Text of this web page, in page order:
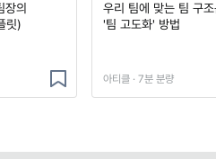
장의
릿)
우리 팀에 맞는 팀 구
'팀 고도화' 방법
아티클 · 7분 분량